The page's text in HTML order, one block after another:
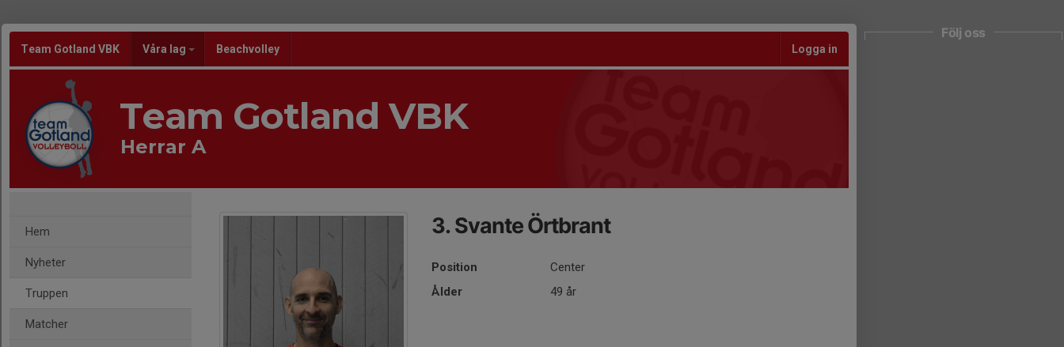
Team Gotland VBK Våra lag Beachvolley Logga in
Team Gotland VBK
Herrar A
Hem
Nyheter
Truppen
Matcher
3. Svante Örtbrant
Position
Center
Ålder
49 år
Följ oss